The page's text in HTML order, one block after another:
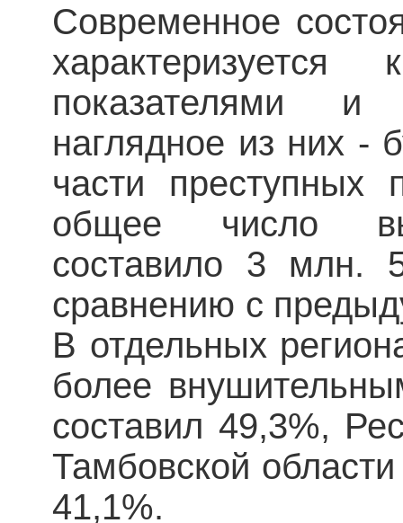
Современное
характеризуется
показателями и
наглядное из них -
части преступных
общее число
составило 3 млн.
сравнению с
В отдельных
более
составил 49,3%,
Тамбовской
41,1%.